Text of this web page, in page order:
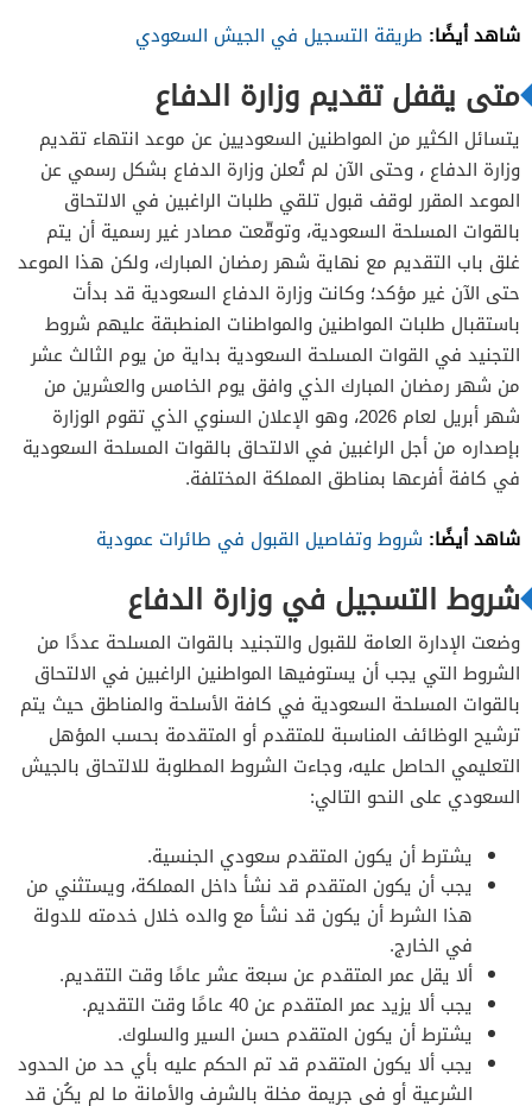
شاهد أيضًا: طريقة التسجيل في الجيش السعودي
متى يقفل تقديم وزارة الدفاع
يتسائل الكثير من المواطنين السعوديين عن موعد انتهاء تقديم
وزارة الدفاع ، وحتى الآن لم تُعلن وزارة الدفاع بشكل رسمي عن
الموعد المقرر لوقف قبول تلقي طلبات الراغبين في الالتحاق
بالقوات المسلحة السعودية، وتوقّعت مصادر غير رسمية أن يتم
غلق باب التقديم مع نهاية شهر رمضان المبارك، ولكن هذا الموعد
حتى الآن غير مؤكد؛ وكانت وزارة الدفاع السعودية قد بدأت
باستقبال طلبات المواطنين والمواطنات المنطبقة عليهم شروط
التجنيد في القوات المسلحة السعودية بداية من يوم الثالث عشر
من شهر رمضان المبارك الذي وافق يوم الخامس والعشرين من
شهر أبريل لعام 2026، وهو الإعلان السنوي الذي تقوم الوزارة
بإصداره من أجل الراغبين في الالتحاق بالقوات المسلحة السعودية
في كافة أفرعها بمناطق المملكة المختلفة.
شاهد أيضًا: شروط وتفاصيل القبول في طائرات عمودية
شروط التسجيل في وزارة الدفاع
وضعت الإدارة العامة للقبول والتجنيد بالقوات المسلحة عددًا من
الشروط التي يجب أن يستوفيها المواطنين الراغبين في الالتحاق
بالقوات المسلحة السعودية في كافة الأسلحة والمناطق حيث يتم
ترشيح الوظائف المناسبة للمتقدم أو المتقدمة بحسب المؤهل
التعليمي الحاصل عليه، وجاءت الشروط المطلوبة للالتحاق بالجيش
السعودي على النحو التالي:
يشترط أن يكون المتقدم سعودي الجنسية.
يجب أن يكون المتقدم قد نشأ داخل المملكة، ويستثني من
هذا الشرط أن يكون قد نشأ مع والده خلال خدمته للدولة
في الخارج.
ألا يقل عمر المتقدم عن سبعة عشر عامًا وقت التقديم.
يجب ألا يزيد عمر المتقدم عن 40 عامًا وقت التقديم.
يشترط أن يكون المتقدم حسن السير والسلوك.
يجب ألا يكون المتقدم قد تم الحكم عليه بأي حد من الحدود
الشرعية أو في جريمة مخلة بالشرف والأمانة ما لم يكُن قد